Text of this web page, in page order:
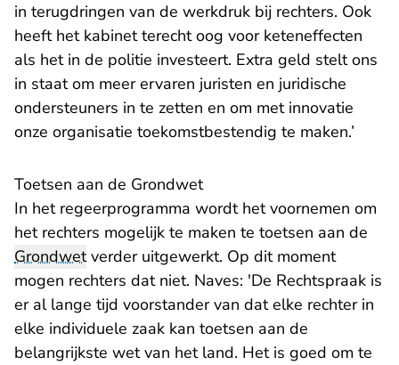
in terugdringen van de werkdruk bij rechters. Ook
heeft het kabinet terecht oog voor keteneffecten
als het in de politie investeert. Extra geld stelt ons
in staat om meer ervaren juristen en juridische
ondersteuners in te zetten en om met innovatie
onze organisatie toekomstbestendig te maken.’
Toetsen aan de Grondwet
In het regeerprogramma wordt het voornemen om
het rechters mogelijk te maken te toetsen aan de
Grondwetverder uitgewerkt. Op dit moment
mogen rechters dat niet. Naves: 'De Rechtspraak is
er al lange tijd voorstander van dat elke rechter in
elke individuele zaak kan toetsen aan de
belangrijkste wet van het land. Het is goed om te